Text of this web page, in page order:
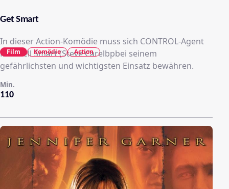
Get Smart
In dieser Action-Komödie muss sich CONTROL-Agent
Maxwell Smart (Steve Carelbpbei seinem
gefährlichsten und wichtigsten Einsatz bewähren.
110
Min.
Film Komödie Action